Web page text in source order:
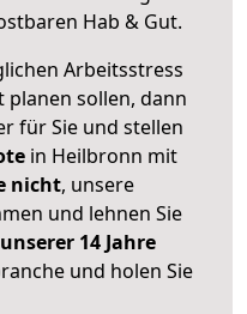
Hab & Gut.
Arbeitsstress
planen sollen, dann
für Sie und stellen
in Heilbronn mit
nicht, unsere
und lehnen Sie
14 Jahre
und holen Sie